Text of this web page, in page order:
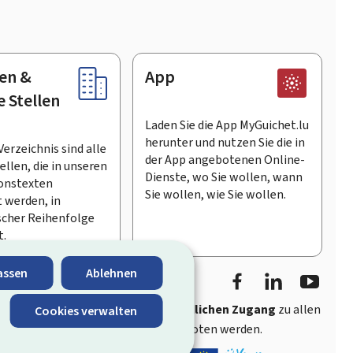
Ablehnen
Cookies verwalten
&
Stellen
sind alle
die in unseren
in
Reihenfolge
App
Laden Sie die App MyGuichet.lu
herunter und nutzen Sie die in
der App angebotenen Online-
Dienste, wo Sie wollen, wann
Sie wollen, wie Sie wollen.
FacebookLinkedIn
schnellen und benutzerfreundlichen Zugang zu allen
Stellen Luxemburgs angeboten werden.